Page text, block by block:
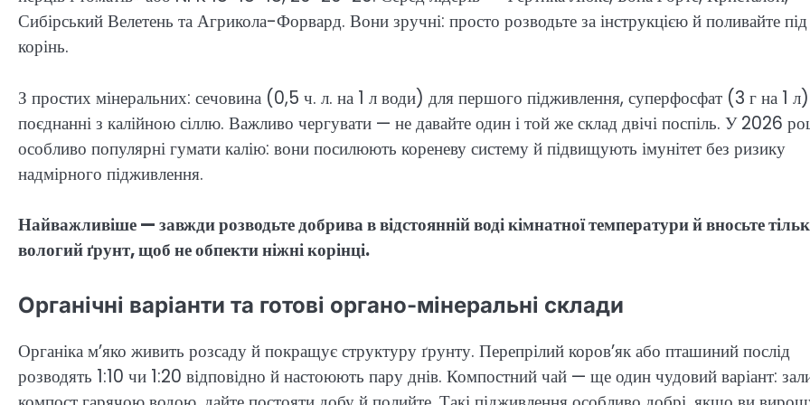
Сибірський Велетень та Агрикола-Форвард. Вони зручні: просто розводьте за інструкцією й поливайте під
корінь.
З простих мінеральних: сечовина (0,5 ч. л. на 1 л води) для першого підживлення, суперфосфат (3 г на 1
поєднанні з калійною сіллю. Важливо чергувати — не давайте один і той же склад двічі поспіль. У 2026
особливо популярні гумати калію: вони посилюють кореневу систему й підвищують імунітет без ризику
надмірного підживлення.
Найважливіше — завжди розводьте добрива в відстоянній воді кімнатної температури й вносьте
вологий ґрунт, щоб не обпекти ніжні корінці.
Органічні варіанти та готові органо-мінеральні склади
Органіка м’яко живить розсаду й покращує структуру ґрунту. Перепрілий коров’як або пташиний послід
розводять 1:10 чи 1:20 відповідно й настоюють пару днів. Компостний чай — ще один чудовий варіант: